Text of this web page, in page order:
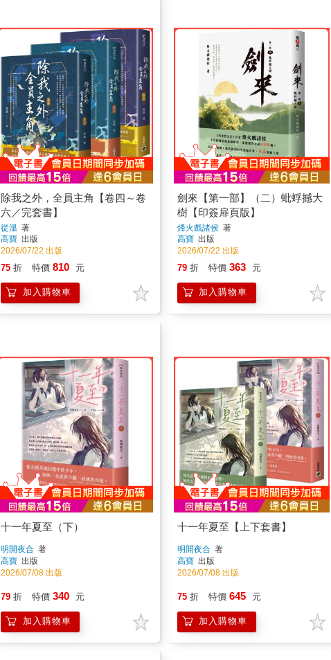
除我之外，全員主角【卷四～卷
六／完套書】
從溫著
高寶 出版
2026/07/22 出版
75 折 特價 810 元
加入購物車
劍來【第一部】（二）蚍蜉撼大
樹【印簽扉頁版】
烽火戲諸侯著
出版
2026/07/22 出版
折 特價 363 元
加入購物車
十一年夏至（下）
明開夜合著
出版
2026/07/08 出版
折 特價 340 元
加入購物車
十一年夏至【上下套書】
明開夜合著
高寶出版
2026/07/08 出版
75 折 特價 645 元
加入購物車